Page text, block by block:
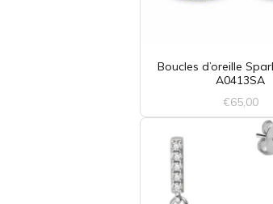
Boucles d’oreille
A0413SA
€65,00